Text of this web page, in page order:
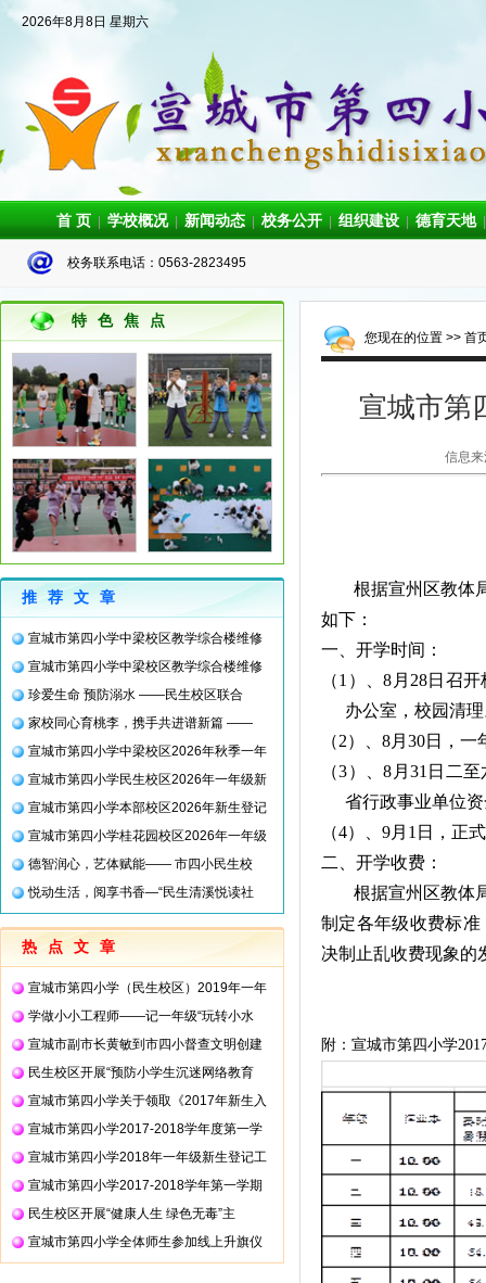
2026年8月8日 星期六
首 页 学校概况 新闻动态 校务公开 组织建设 德育天地
校务联系电话：0563-2823495
特色焦点
推荐文章
宣城市第四小学中梁校区教学综合楼维修
宣城市第四小学中梁校区教学综合楼维修
珍爱生命 预防溺水 ——民生校区联合
家校同心育桃李，携手共进谱新篇 ——
宣城市第四小学中梁校区2026年秋季一年
宣城市第四小学民生校区2026年一年级新
宣城市第四小学本部校区2026年新生登记
宣城市第四小学桂花园校区2026年一年级
德智润心，艺体赋能—— 市四小民生校
悦动生活，阅享书香—“民生清溪悦读社
热点文章
宣城市第四小学（民生校区）2019年一年
学做小小工程师——记一年级“玩转小水
宣城市副市长黄敏到市四小督查文明创建
民生校区开展“预防小学生沉迷网络教育
宣城市第四小学关于领取《2017年新生入
宣城市第四小学2017-2018学年度第一学
宣城市第四小学2018年一年级新生登记工
宣城市第四小学2017-2018学年第一学期
民生校区开展“健康人生 绿色无毒”主
宣城市第四小学全体师生参加线上升旗仪
您现在的位置 >> 首
宣城市第
信息
根据宣州区教体
如下：
一、开学时间：
（1 ）、8 月 28日 召开
办公室，校园清
（2）、 8月 30日
，
（3）、8 月31 日 二
省行政事业单位
（4）、 9月 1 日
，正
二、开学收费：
根据宣州区教体
制定各年级收费标
决制止乱收费现象的
附：宣城市第四小学